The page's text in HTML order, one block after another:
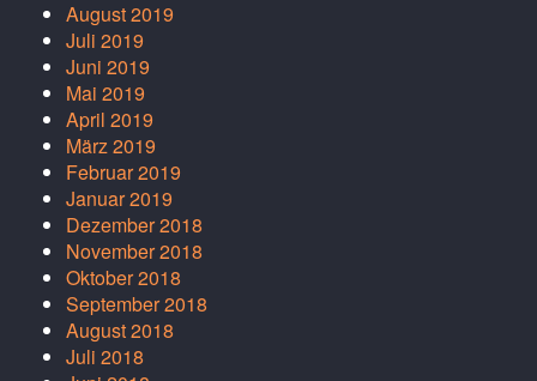
August 2019
Juli 2019
Juni 2019
Mai 2019
April 2019
März 2019
Februar 2019
Januar 2019
Dezember 2018
November 2018
Oktober 2018
September 2018
August 2018
Juli 2018